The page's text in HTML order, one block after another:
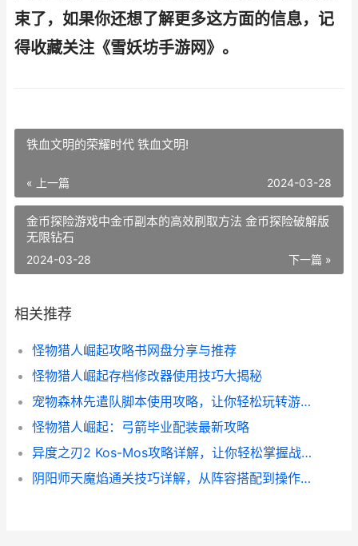
束了，如果你还想了解更多这方面的信息，记
得收藏关注《雪妖坊手游网》。
铁血文明的荣耀时代 铁血文明!
« 上一篇 2024-03-28
金币探险游戏中金币副本的高效刷取方法 金币探险破解版
无限钻石
下一篇 »
2024-03-28
相关推荐
怪物猎人崛起攻略书网盘分享与推荐
怪物猎人崛起存档修改器使用技巧大揭秘
宠物森林先遣队脚本使用攻略，让你轻松玩转游戏！
怪物猎人崛起：弓箭毕业配装最新攻略
异度之刃2 Kos-Mos攻略详解，让你轻松掌握战斗技巧
阴阳师天魔焰通关技巧详解，从阵容搭配到操作心得全都有！